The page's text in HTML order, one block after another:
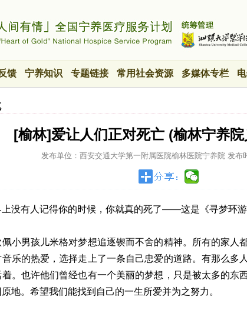
馈 宁养知识 专题链接 常用社会资源 多媒体专栏
[榆林]爱让人们正对死亡 (榆林宁养
发布单位：西安交通大学第一附属医院榆林医院宁养院 发布
上没有人记得你的时候，你就真的死了——这是《寻梦环游
小男孩儿米格对梦想追逐锲而不舍的精神。所有的家人
乐的热爱，选择走上了一条自己忠爱的道路。有那么多
。也许他们曾经也有一个美丽的梦想，只是被太多的东
地。希望我们能找到自己的一生所爱并为之努力。